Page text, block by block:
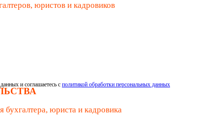
юристов и кадровиков
и соглашаетесь с политикой обработки персональных данных
бухгалтера, юриста и кадровика